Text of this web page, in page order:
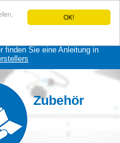
OK!
finden Sie eine Anleitung in
Zubehör